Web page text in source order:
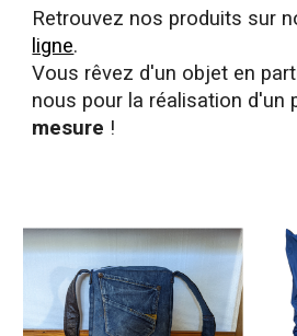
Retrouvez nos produits sur
ligne.
Vous rêvez d'un objet en
nous pour la réalisation d'un
mesure !